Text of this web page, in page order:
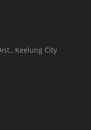
Keelung City